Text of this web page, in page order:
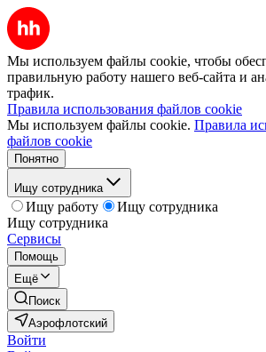
Мы используем файлы cookie, чтобы
правильную работу нашего веб-сайта и
трафик.
Правила использования файлов cookie
Мы используем файлы cookie. Правила
файлов cookie
Понятно
Ищу сотрудника
Ищу работу
Ищу сотрудника
Ищу сотрудника
Сервисы
Помощь
Ещё
Поиск
Аэрофлотский
Войти